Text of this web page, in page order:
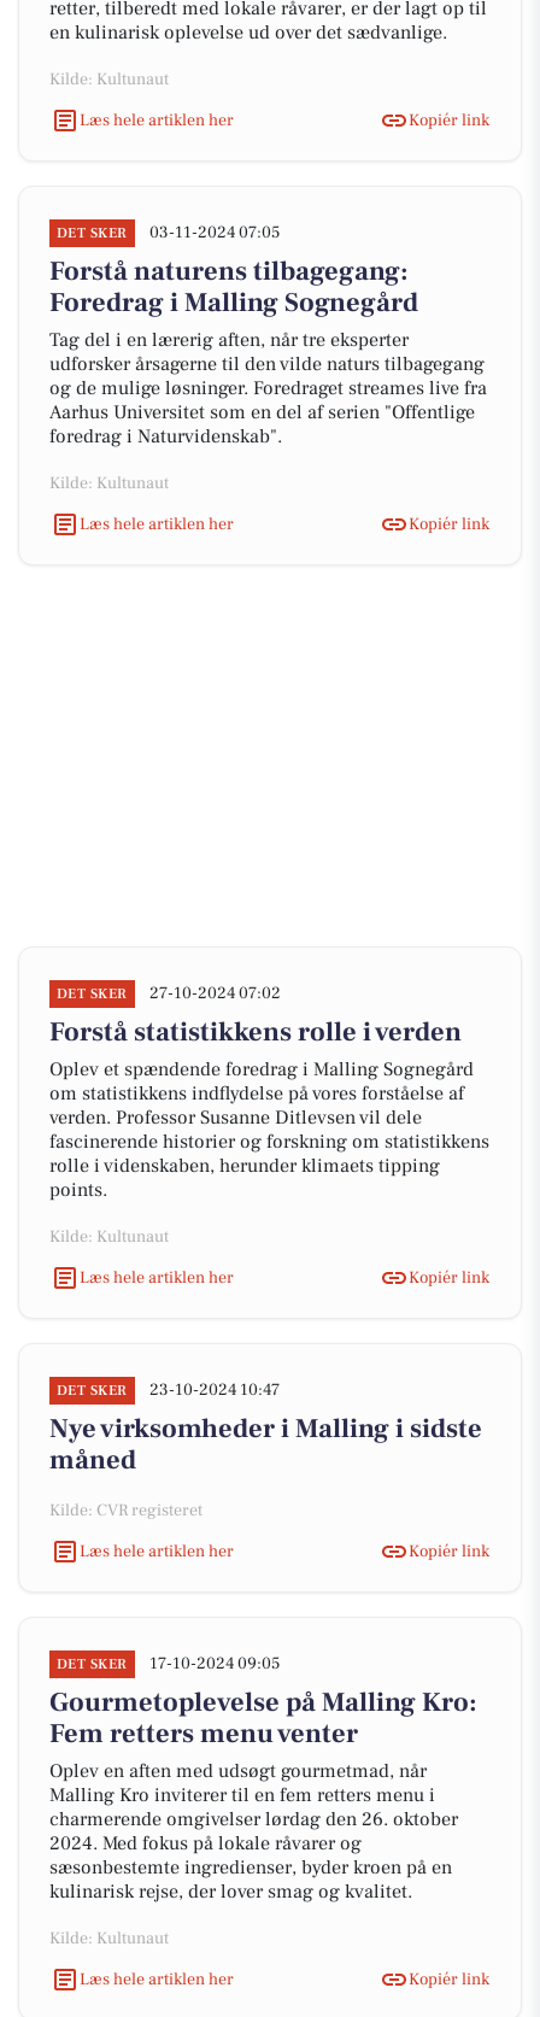
retter, tilberedt med lokale råvarer, er der lagt op til
en kulinarisk oplevelse ud over det sædvanlige.
Kilde: Kultunaut
Læs hele artiklen her
Kopiér link
DET SKER 03-11-2024 07:05
Forstå naturens tilbagegang:
Foredrag i Malling Sognegård
Tag del i en lærerig aften, når tre eksperter
udforsker årsagerne til den vilde naturs tilbagegang
og de mulige løsninger. Foredraget streames live fra
Aarhus Universitet som en del af serien "Offentlige
foredrag i Naturvidenskab".
Kilde: Kultunaut
Læs hele artiklen her
Kopiér link
DET SKER 27-10-2024 07:02
Forstå statistikkens rolle i verden
Oplev et spændende foredrag i Malling Sognegård
om statistikkens indflydelse på vores forståelse af
verden. Professor Susanne Ditlevsen vil dele
fascinerende historier og forskning om statistikkens
rolle i videnskaben, herunder klimaets tipping
points.
Kilde: Kultunaut
Læs hele artiklen her
Kopiér link
DET SKER 23-10-2024 10:47
Nye virksomheder i Malling i sidste
måned
Kilde: CVR registeret
Læs hele artiklen her
Kopiér link
DET SKER 17-10-2024 09:05
Gourmetoplevelse på Malling Kro:
Fem retters menu venter
Oplev en aften med udsøgt gourmetmad, når
Malling Kro inviterer til en fem retters menu i
charmerende omgivelser lørdag den 26. oktober
2024. Med fokus på lokale råvarer og
sæsonbestemte ingredienser, byder kroen på en
kulinarisk rejse, der lover smag og kvalitet.
Kilde: Kultunaut
Læs hele artiklen her
Kopiér link